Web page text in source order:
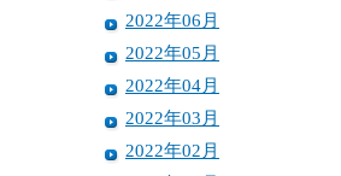
2022年06月
2022年05月
2022年04月
2022年03月
2022年02月